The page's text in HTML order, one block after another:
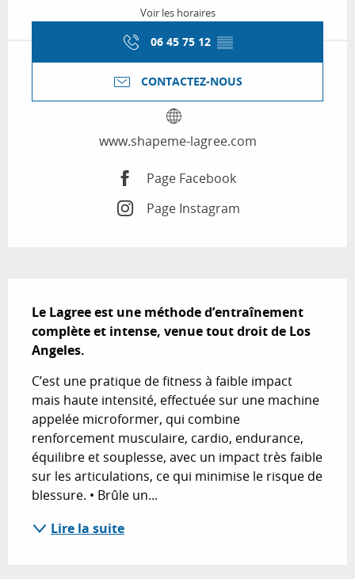
Voir les horaires
06 45 75 12 ▒▒
CONTACTEZ-NOUS
www.shapeme-lagree.com
Page Facebook
Page Instagram
Le Lagree est une méthode d’entraînement
complète et intense, venue tout droit de Los
Angeles.
C’est une pratique de fitness à faible impact
mais haute intensité, effectuée sur une machine
appelée microformer, qui combine
renforcement musculaire, cardio, endurance,
équilibre et souplesse, avec un impact très faible
sur les articulations, ce qui minimise le risque de
blessure. • Brûle un...
Lire la suite